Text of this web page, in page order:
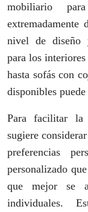
mobiliario
extremadamente
nivel de diseño
para los
hasta sofás con
disponibles
Para facilitar la
sugiere
preferencias
personalizado
que mejor se
individuales.